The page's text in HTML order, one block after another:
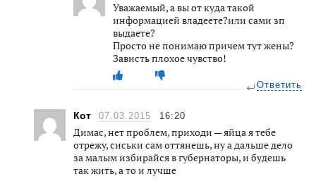
Уважаемый, а вы от куда такой
информацией владеете?или сами зп
выдаете?
Просто не понимаю причем тут жены?
Зависть плохое чувство!
Ответить
Кот 07.03.2015 16:20
Димас, нет проблем, приходи — яйца я тебе
отрежу, сиськи сам оттянешь, ну а дальше дело
за малым избирайся в губернаторы, и будешь
так жить, а то и лучше